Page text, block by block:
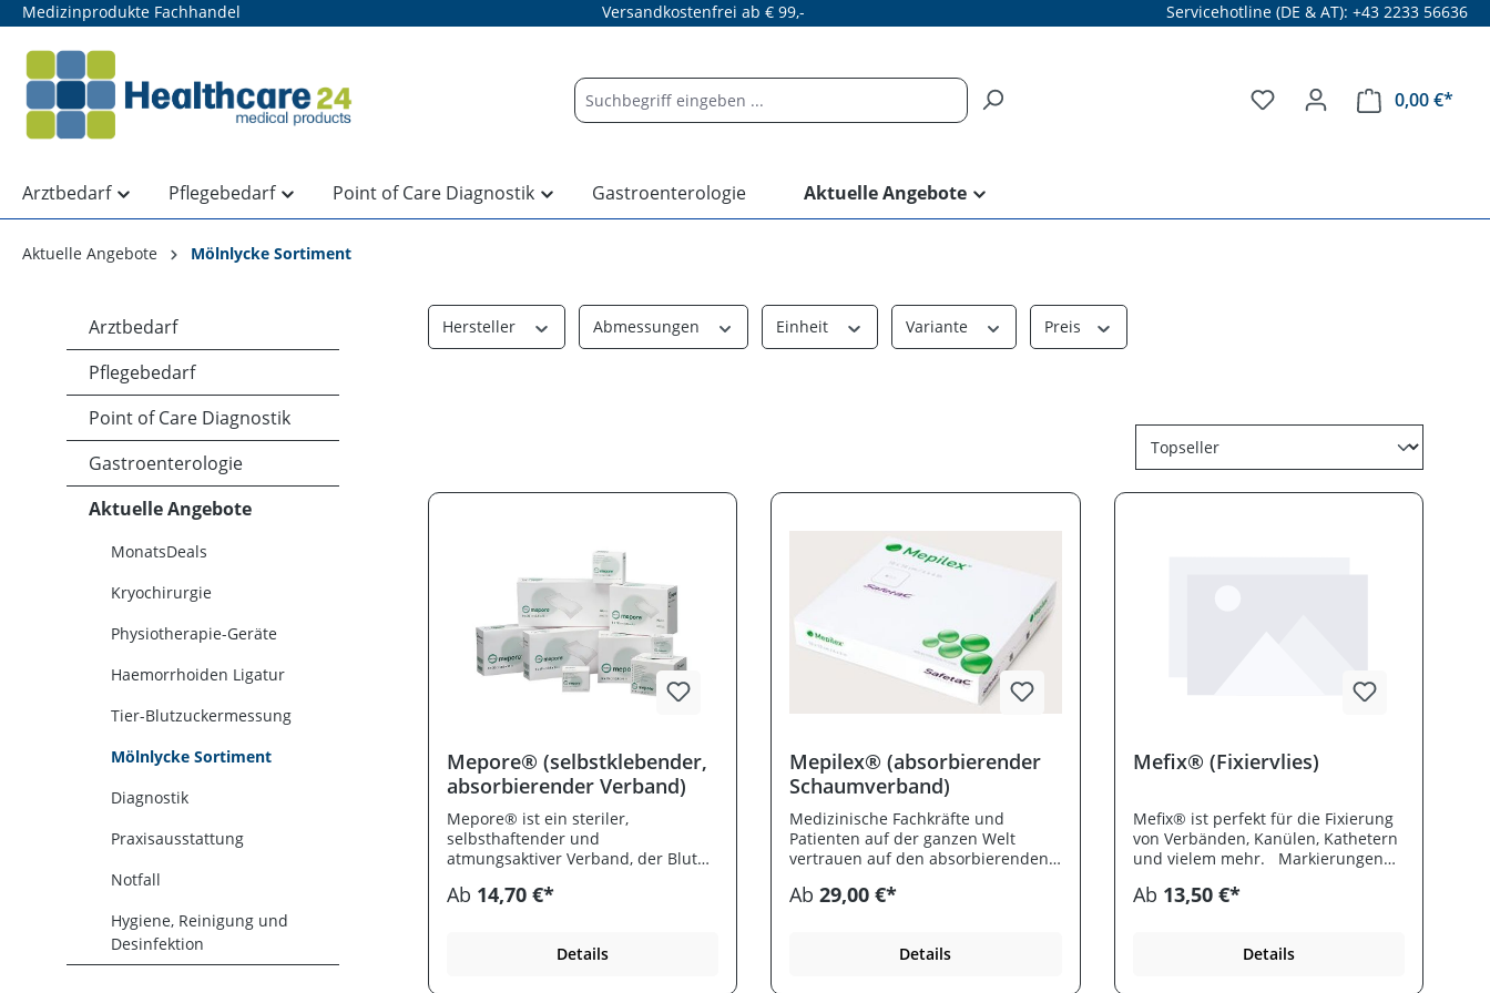
Zur Hauptnavigation springen
Medizinprodukte Fachhandel Versandkostenfrei ab € 99,- Servicehotline (DE & AT): +43 2233 56636
0,00 €*
Arztbedarf Pflegebedarf Point of Care Diagnostik Gastroenterologie Aktuelle Angebote
Aktuelle Angebote Mölnlycke Sortiment
Arztbedarf
Pflegebedarf
Point of Care Diagnostik
Gastroenterologie
Aktuelle Angebote
MonatsDeals
Kryochirurgie
Physiotherapie-Geräte
Haemorrhoiden Ligatur
Tier-Blutzuckermessung
Mölnlycke Sortiment
Diagnostik
Praxisausstattung
Notfall
Hygiene, Reinigung und
Desinfektion
Hersteller Abmessungen Einheit Variante Preis
Mepore® (selbstklebender,
absorbierender Verband)
Mepore® ist ein steriler,
selbsthaftender und
atmungsaktiver Verband, der Blut
also zur Abdeckung und zum Schutz
Trägerfolie ist der Verband
Ab 14,70 €*
Details
Mepilex® (absorbierender
Schaumverband)
Medizinische Fachkräfte und
Patienten auf der ganzen Welt
vertrauen auf den absorbierenden
Behandlung von verschiedensten
anpassen, ist hoch absorbierend
Ab29,00 €*
Details
Mefix® (Fixiervlies)
Mefix® ist perfekt für die Fixierung
von Verbänden, Kanülen, Kathetern
und vielem mehr. Markierungen
Größenbestimmung für den
Hauttypen - Bequem zu messen -
Ab 13,50 €*
Details